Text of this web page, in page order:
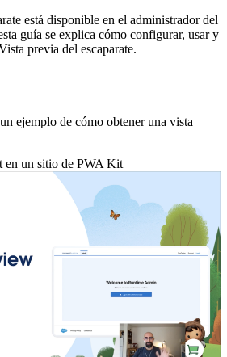
está disponible en el administrador del
guía se explica cómo configurar, usar y
previa del escaparate.
ejemplo de cómo obtener una vista
en un sitio de PWA Kit